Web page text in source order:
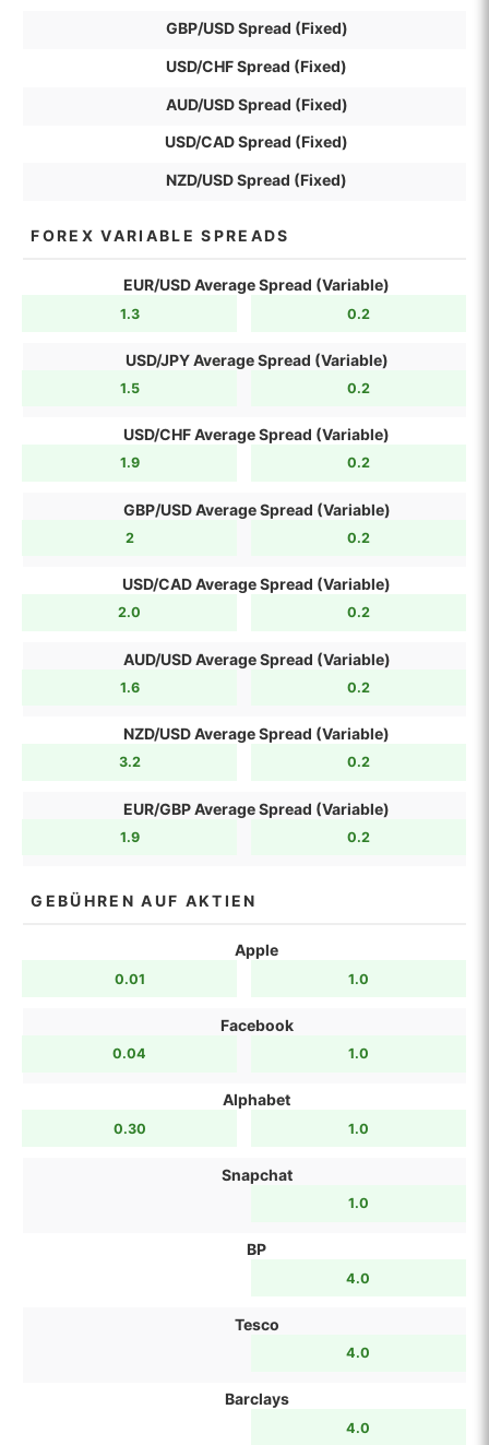
GBP/USD Spread (Fixed)
USD/CHF Spread (Fixed)
AUD/USD Spread (Fixed)
USD/CAD Spread (Fixed)
NZD/USD Spread (Fixed)
FOREX VARIABLE SPREADS
EUR/USD Average Spread (Variable)
1.3 0.2
USD/JPY Average Spread (Variable)
1.5 0.2
USD/CHF Average Spread (Variable)
1.9 0.2
GBP/USD Average Spread (Variable)
2 0.2
USD/CAD Average Spread (Variable)
2.0 0.2
AUD/USD Average Spread (Variable)
1.6 0.2
NZD/USD Average Spread (Variable)
3.2 0.2
EUR/GBP Average Spread (Variable)
1.9 0.2
GEBÜHREN AUF AKTIEN
Apple
0.01 1.0
Facebook
0.04 1.0
Alphabet
0.30 1.0
Snapchat
1.0
BP
4.0
Tesco
4.0
Barclays
4.0